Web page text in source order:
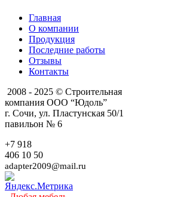
Главная
О компании
Продукция
Последние работы
Отзывы
Контакты
2008 - 2025 © Строительная
компания ООО “Юдоль”
г. Сочи, ул. Пластунская 50/1
павильон № 6
+7 918
406 10 50
adapter2009@mail.ru